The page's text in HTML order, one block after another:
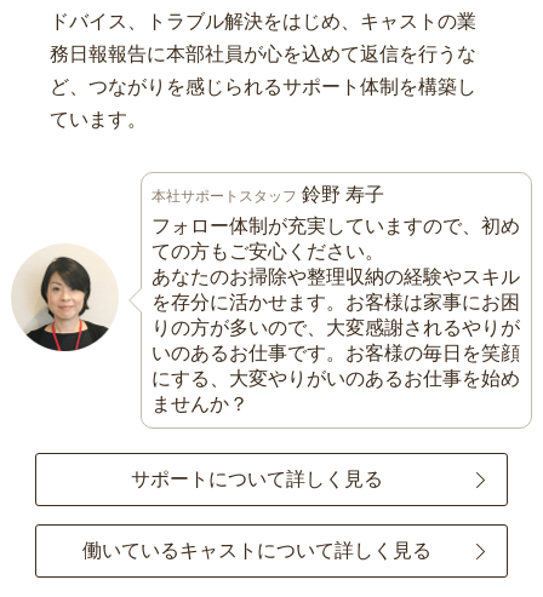
ドバイス、トラブル解決をはじめ、キャストの業
務日報報告に本部社員が心を込めて返信を行うな
ど、つながりを感じられるサポート体制を構築し
ています。
本社サポートスタッフ 鈴野 寿子
フォロー体制が充実していますので、初め
ての方もご安心ください。
あなたのお掃除や整理収納の経験やスキル
を存分に活かせます。お客様は家事にお困
りの方が多いので、大変感謝されるやりが
いのあるお仕事です。お客様の毎日を笑顔
にする、大変やりがいのあるお仕事を始め
ませんか？
サポートについて詳しく見る
働いているキャストについて詳しく見る